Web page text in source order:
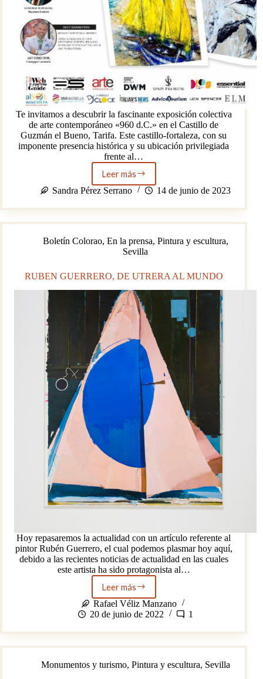
Te invitamos a descubrir la fascinante exposición colectiva
de arte contemporáneo «960 d.C.» en el Castillo de
Guzmán el Bueno, Tarifa. Este castillo-fortaleza, con su
imponente presencia histórica y su ubicación privilegiada
frente al…
Leer másExposición
de
contemporáneo
en
Castillo
de
el
Sandra Pérez Serrano 14 de junio de 2023
Boletín Colorao, En la prensa, Pintura y escultura,
Sevilla
RUBEN GUERRERO, DE UTRERA AL MUNDO
Hoy repasaremos la actualidad con un artículo referente al
pintor Rubén Guerrero, el cual podemos plasmar hoy aquí,
debido a las recientes noticias de actualidad en las cuales
este artista ha sido protagonista al…
Leer másRUBEN
GUERRERO,
DE
AL
MUNDO
Rafael Véliz Manzano
20 de junio de 2022
1
Monumentos y turismo, Pintura y escultura, Sevilla